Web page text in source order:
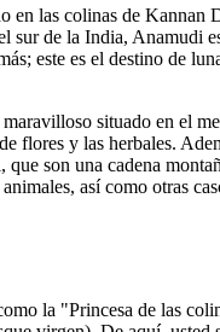
las colinas de Kannan
de la India, Anamudi
este es el destino de
situado en el
y las herbales.
son una cadena
así como otras
la "Princesa de las